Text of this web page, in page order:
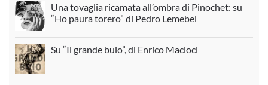
Una tovaglia ricamata all’ombra di Pinochet: su
“Ho paura torero” di Pedro Lemebel
Su “Il grande buio”, di Enrico Macioci